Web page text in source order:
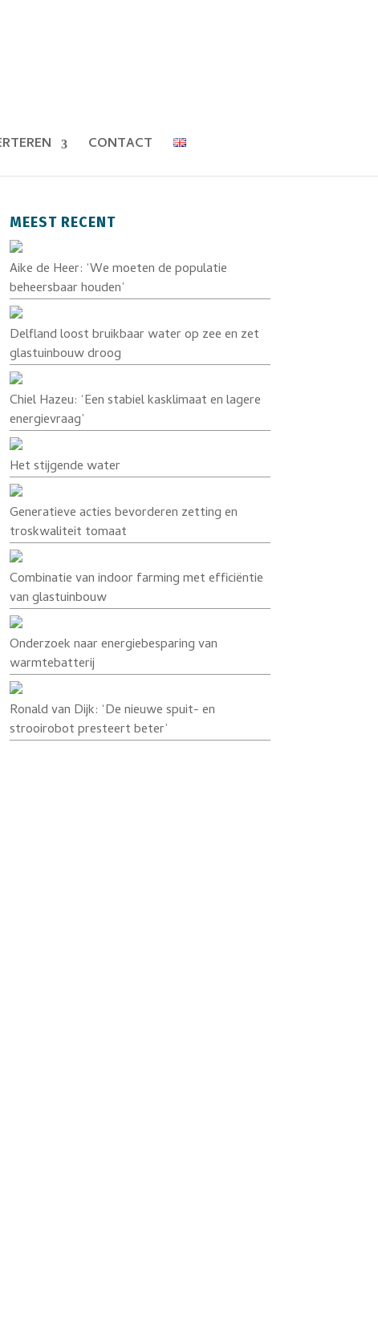
CONTACT
MEEST RECENT
Aike de Heer: ‘We moeten de populatie
beheersbaar houden’
Delfland loost bruikbaar water op zee en zet
glastuinbouw droog
Chiel Hazeu: ‘Een stabiel kasklimaat en lagere
energievraag’
Het stijgende water
Generatieve acties bevorderen zetting en
troskwaliteit tomaat
Combinatie van indoor farming met efficiëntie
van glastuinbouw
Onderzoek naar energiebesparing van
warmtebatterij
Ronald van Dijk: ‘De nieuwe spuit- en
strooirobot presteert beter’